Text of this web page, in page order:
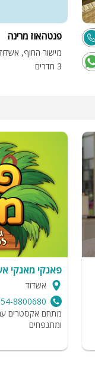
פנטהאוז מרינה
מישור החוף,
3 חדרים
פאנקי מאנקי
אשדוד
8800680
מתחם אקסטרים עם
ומתנפחים